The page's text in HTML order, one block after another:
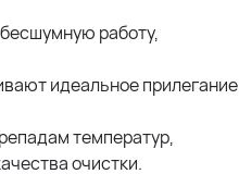
работу,
идеальное прилегание
температур,
очистки.